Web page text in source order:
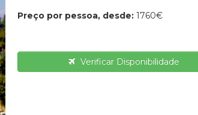
Preço por pessoa, desde: 1760€
Verificar Disponibilidade